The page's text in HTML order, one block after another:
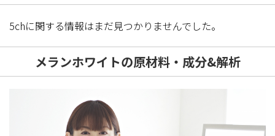
5chに関する情報はまだ見つかりませんでした。
メランホワイトの原材料・成分&解析